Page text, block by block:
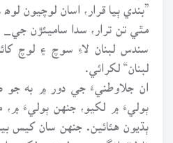
”بندي ٻيا قرار، اسان لوچيون لوھ
مٿي تن ترار، سدا ساميئڙن جي_
سندس لبنان لاءِ سوچ ۽ لوچ
لبنان“ لکرائي.
ان جلاوطنيءَ جي دور ۾ به جو
ٻوليءَ ۾ لکيو، جنهن ٻوليءَ ۾،
ٻڌيون هئائين. جنهن سان کيس